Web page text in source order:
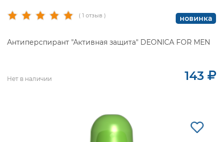
( 1 отзыв ) новинка
Антиперспирант "Активная защита" DEONICA FOR MEN
Нет в наличии 143